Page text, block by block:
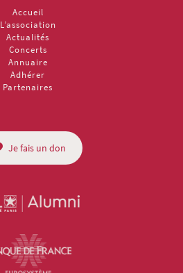
Accueil
L’association
Actualités
Concerts
Annuaire
Adhérer
Partenaires
Je fais un don